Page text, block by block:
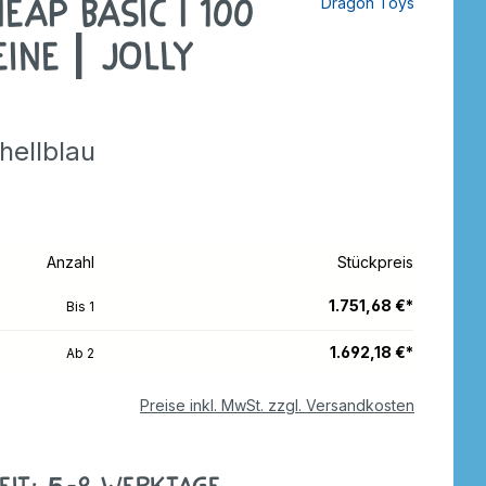
Dreiräder
Wagen
Roller
Anhänger
Basic I 100
| Jolly
Anzahl Stückpreis
Bis 1 1.751,68 €*
Ab 2 1.692,18 €*
Preise inkl. MwSt. zzgl. Versandkosten